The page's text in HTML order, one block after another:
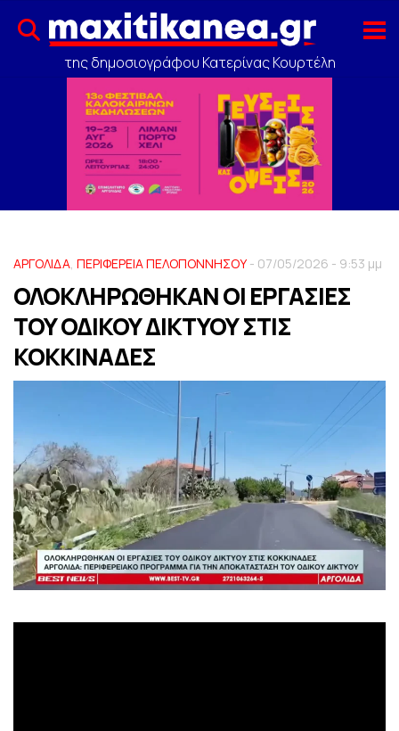
της δημοσιογράφου Κατερίνας Κουρτέλη
ΑΡΓΟΛΙΔΑ, ΠΕΡΙΦΕΡΕΙΑ ΠΕΛΟΠΟΝΝΗΣΟΥ - 07/05/2026 - 9:53 μμ
ΟΛΟΚΛΗΡΩΘΗΚΑΝ ΟΙ ΕΡΓΑΣΙΕΣ
ΤΟΥ ΟΔΙΚΟΥ ΔΙΚΤΥΟΥ ΣΤΙΣ
ΚΟΚΚΙΝΑΔΕΣ